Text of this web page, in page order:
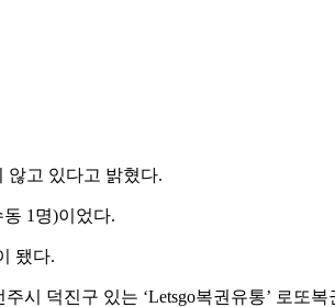
않고 있다고 밝혔다.
1명)이었다.
됐다.
시 덕진구 있는 ‘Letsgo복권유통’ 로또복